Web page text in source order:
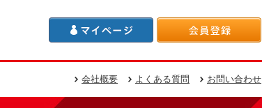
会社概要 よくある質問 お問い合わせ